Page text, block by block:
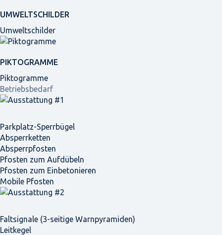
UMWELTSCHILDER
Umweltschilder
PIKTOGRAMME
Piktogramme
Betriebsbedarf
Parkplatz-Sperrbügel
Absperrketten
Absperrpfosten
Pfosten zum Aufdübeln
Pfosten zum Einbetonieren
Mobile Pfosten
Faltsignale (3-seitige Warnpyramiden)
Leitkegel